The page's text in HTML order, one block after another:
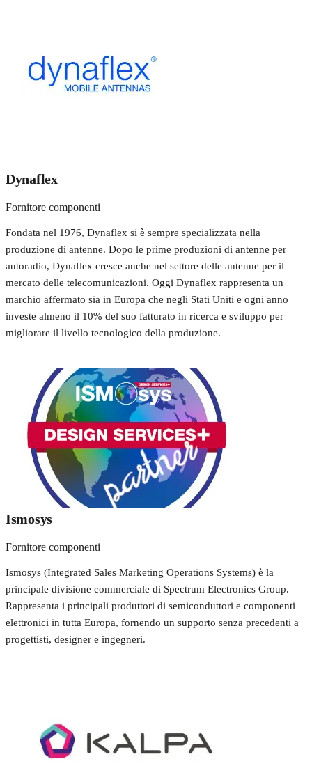
Dynaflex
Fornitore componenti
Fondata nel 1976, Dynaflex si è sempre specializzata nella
produzione di antenne. Dopo le prime produzioni di antenne per
autoradio, Dynaflex cresce anche nel settore delle antenne per il
mercato delle telecomunicazioni. Oggi Dynaflex rappresenta un
marchio affermato sia in Europa che negli Stati Uniti e ogni anno
investe almeno il 10% del suo fatturato in ricerca e sviluppo per
migliorare il livello tecnologico della produzione.
Ismosys
Fornitore componenti
Ismosys (Integrated Sales Marketing Operations Systems) è la
principale divisione commerciale di Spectrum Electronics Group.
Rappresenta i principali produttori di semiconduttori e componenti
elettronici in tutta Europa, fornendo un supporto senza precedenti a
progettisti, designer e ingegneri.